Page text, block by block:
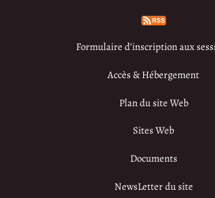
Formulaire d’inscription aux
Accès & Hébergement
Plan du site Web
Sites Web
Documents
NewsLetter du site